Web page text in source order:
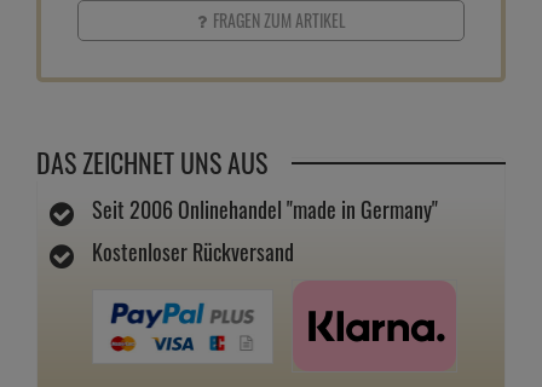
FRAGEN ZUM ARTIKEL
DAS ZEICHNET UNS AUS
Seit 2006 Onlinehandel "made in Germany"
Kostenloser Rückversand